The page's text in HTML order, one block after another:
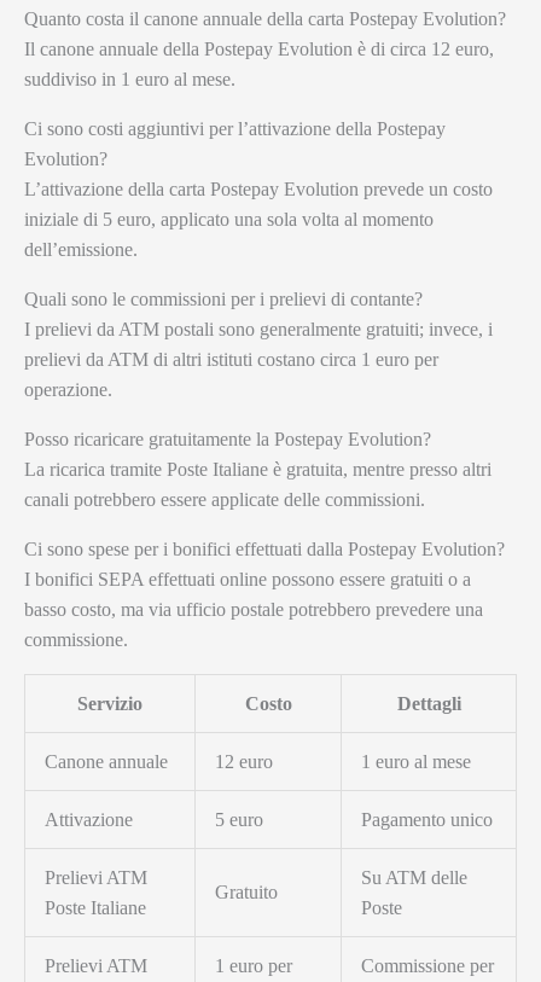
Quanto costa il canone annuale della carta Postepay Evolution?
Il canone annuale della Postepay Evolution è di circa 12 euro,
suddiviso in 1 euro al mese.
Ci sono costi aggiuntivi per l’attivazione della Postepay
Evolution?
L’attivazione della carta Postepay Evolution prevede un costo
iniziale di 5 euro, applicato una sola volta al momento
dell’emissione.
Quali sono le commissioni per i prelievi di contante?
I prelievi da ATM postali sono generalmente gratuiti; invece, i
prelievi da ATM di altri istituti costano circa 1 euro per
operazione.
Posso ricaricare gratuitamente la Postepay Evolution?
La ricarica tramite Poste Italiane è gratuita, mentre presso altri
canali potrebbero essere applicate delle commissioni.
Ci sono spese per i bonifici effettuati dalla Postepay Evolution?
I bonifici SEPA effettuati online possono essere gratuiti o a
basso costo, ma via ufficio postale potrebbero prevedere una
commissione.
Servizio Costo Dettagli
Canone annuale 12 euro 1 euro al mese
Attivazione 5 euro Pagamento unico
Prelievi ATM
Poste Italiane
Gratuito
Su ATM delle
Poste
Prelievi ATM
1 euro per
Commissione per